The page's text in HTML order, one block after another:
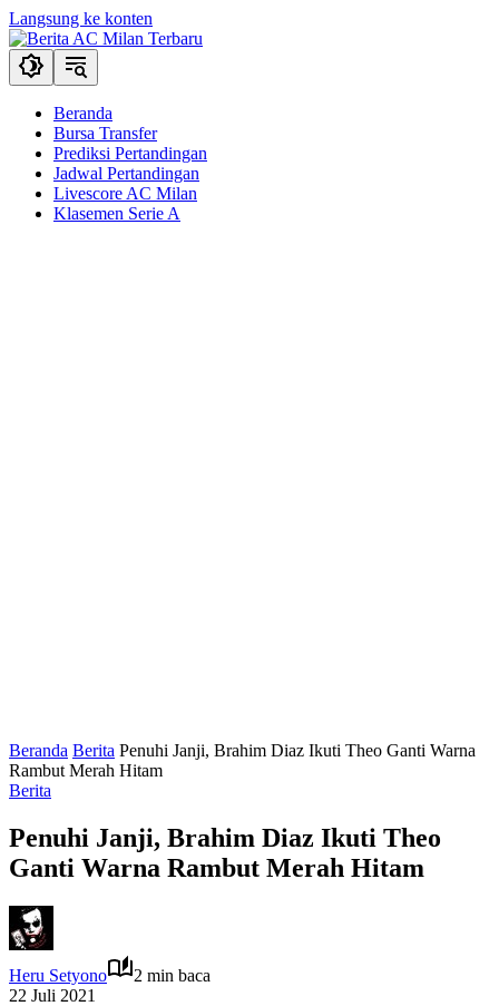
Langsung ke konten
Beranda
Bursa Transfer
Prediksi Pertandingan
Jadwal Pertandingan
Livescore AC Milan
Klasemen Serie A
Beranda Berita Penuhi Janji, Brahim Diaz Ikuti Theo Ganti Warna
Rambut Merah Hitam
Berita
Penuhi Janji, Brahim Diaz Ikuti Theo
Ganti Warna Rambut Merah Hitam
Heru Setyono
2 min baca
22 Juli 2021